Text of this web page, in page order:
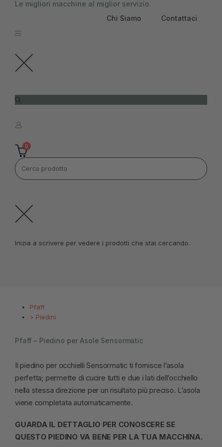
contenuto
Le migliori macchine al miglior servizio.
Chi Siamo
Contattaci
0
Inizia a scrivere per vedere i prodotti che stai cercando.
Pfaff
> Piedini
Pfaff – Piedino per Asole Sensormatic
Il piedino per occhielli Sensormatic ti fornisce l’asola
perfetta; permette di cucire tutti e due i lati dell’occhiello
nella stessa direzione per un risultato più preciso. L’asola
viene completata automaticamente.
GUARDA IL DETTAGLIO PER CONOSCERE SE
QUESTO PIEDINO VA BENE PER LA TUA MACCHINA.